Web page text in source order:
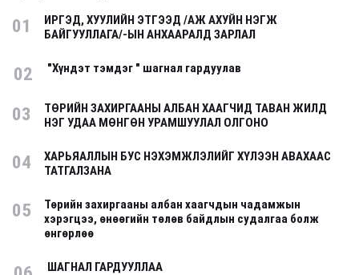
01
ИРГЭД, ХУУЛИЙН ЭТГЭЭД /АЖ АХУЙН НЭГЖ
БАЙГУУЛЛАГА/-ЫН АНХААРАЛД ЗАРЛАЛ
02 "Хүндэт тэмдэг " шагнал гардуулав
03
ТӨРИЙН ЗАХИРГААНЫ АЛБАН ХААГЧИД ТАВАН ЖИЛД
НЭГ УДАА МӨНГӨН УРАМШУУЛАЛ ОЛГОНО
04
ХАРЬЯАЛЛЫН БУС НЭХЭМЖЛЭЛИЙГ ХҮЛЭЭН АВАХААС
ТАТГАЛЗАНА
05
Төрийн захиргааны албан хаагчдын чадамжын
хэрэгцээ, өнөөгийн төлөв байдлын судалгаа болж
өнгөрлөө
ШАГНАЛ ГАРДУУЛЛАА